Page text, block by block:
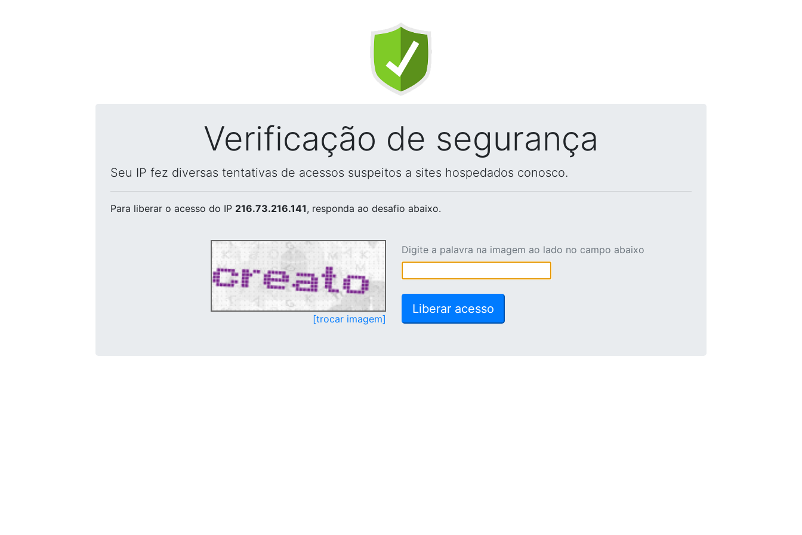
Verificação de segurança
Seu IP fez diversas tentativas de acessos suspeitos a sites hospedados conosco.
Para liberar o acesso do IP 216.73.216.141, responda ao desafio abaixo.
[trocar imagem]
Digite a palavra na imagem ao lado no campo abaixo